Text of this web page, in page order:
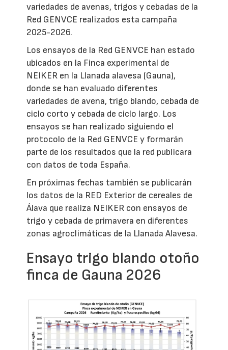
variedades de avenas, trigos y cebadas de la
Red GENVCE realizados esta campaña
2025-2026.
Los ensayos de la Red GENVCE han estado
ubicados en la Finca experimental de
NEIKER en la Llanada alavesa (Gauna),
donde se han evaluado diferentes
variedades de avena, trigo blando, cebada de
ciclo corto y cebada de ciclo largo. Los
ensayos se han realizado siguiendo el
protocolo de la Red GENVCE y formarán
parte de los resultados que la red publicara
con datos de toda España.
En próximas fechas también se publicarán
los datos de la RED Exterior de cereales de
Álava que realiza NEIKER con ensayos de
trigo y cebada de primavera en diferentes
zonas agroclimáticas de la Llanada Alavesa.
Ensayo trigo blando otoño
finca de Gauna 2026